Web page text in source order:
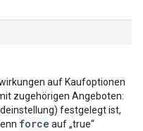
auf Kaufoptionen
zugehörigen Angeboten:
festgelegt ist,
force auf „true“